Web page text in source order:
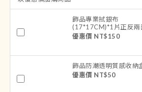
飾品專業拭銀布
(17*17CM)*1片正反兩
優惠價 NT$150
飾品防潮透明質感收納
優惠價 NT$50